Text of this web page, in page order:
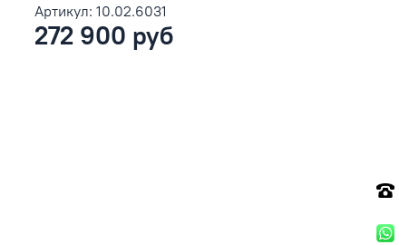
Артикул: 10.02.6031
272 900 руб